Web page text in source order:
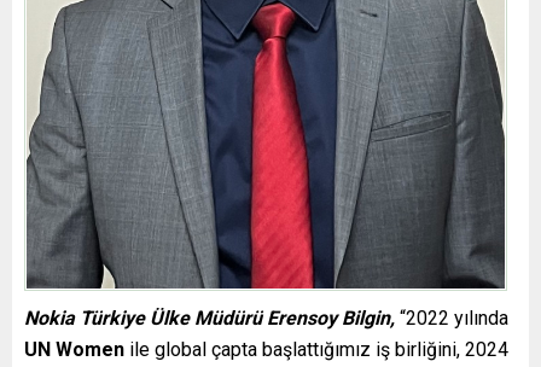
Nokia Türkiye Ülke Müdürü Erensoy Bilgin, “2022 yılında
UN Women ile global çapta başlattığımız iş birliğini, 2024